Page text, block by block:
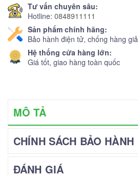
Tư vấn chuyên sâu:
Hotline: 0848911111
Sản phẩm chính hãng:
Bảo hành điện tử, chống hàng giả
Hệ thống cửa hàng lớn:
Giá tốt, giao hàng toàn quốc
MÔ TẢ
CHÍNH SÁCH BẢO HÀNH
ĐÁNH GIÁ